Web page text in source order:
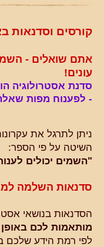
קורסים וסדנאות
אתם שואלים -
עונים!
סדנת אסטרולוגיה
- לפענוח מפות
ניתן לתרגל את
השיטה על פי הספר:
"השמים יכולים
סדנאות השלמה
הסדנאות בנושאי
מותאמות לכם באופן
לפי רמת הידע שלכם